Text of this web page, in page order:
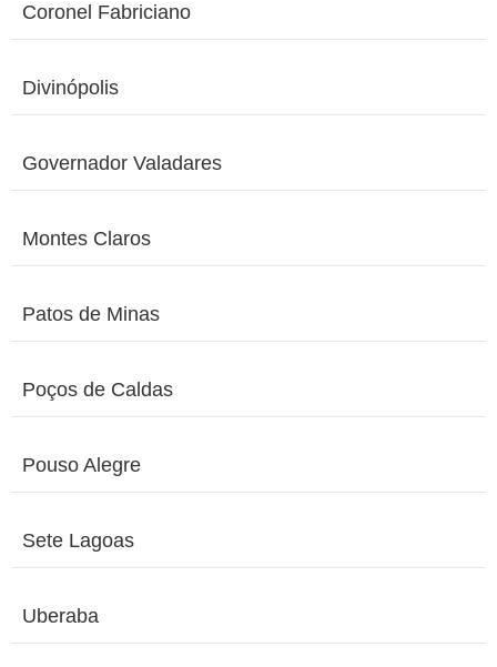
Coronel Fabriciano
Divinópolis
Governador Valadares
Montes Claros
Patos de Minas
Poços de Caldas
Pouso Alegre
Sete Lagoas
Uberaba